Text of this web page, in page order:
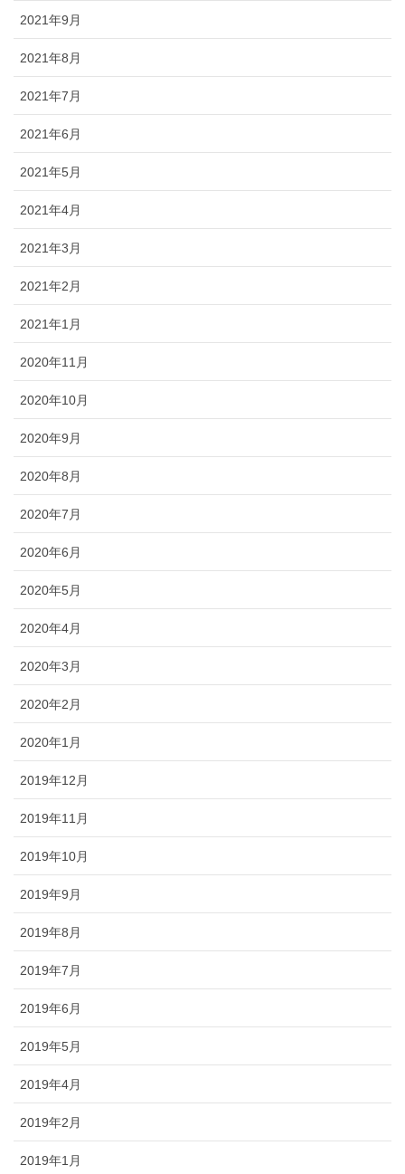
2021年9月
2021年8月
2021年7月
2021年6月
2021年5月
2021年4月
2021年3月
2021年2月
2021年1月
2020年11月
2020年10月
2020年9月
2020年8月
2020年7月
2020年6月
2020年5月
2020年4月
2020年3月
2020年2月
2020年1月
2019年12月
2019年11月
2019年10月
2019年9月
2019年8月
2019年7月
2019年6月
2019年5月
2019年4月
2019年2月
2019年1月